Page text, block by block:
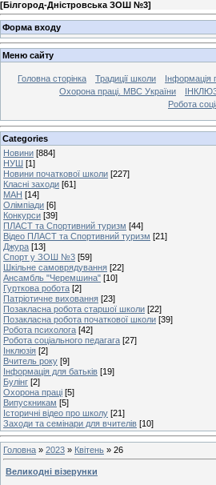
[Білгород-Дністровська ЗОШ №3]
Форма входу
Меню сайту
Головна сторінка Традиції школи
Інформація
Охорона праці. МВС України
Робота
Categories
Новини [884]
НУШ [1]
Новини початкової школи [227]
Класні заходи [61]
МАН [14]
Олімпіади [6]
Конкурси [39]
ПЛАСТ та Спортивний туризм [44]
Відео ПЛАСТ та Спортивний туризм [21]
Джура [13]
Спорт у ЗОШ №3 [59]
Шкільне самоврядування [22]
Ансамбль "Черемшина" [10]
Гурткова робота [2]
Патріотичне виховання [23]
Позакласна робота старшої школи [22]
Позакласна робота початкової школи [39]
Робота психолога [42]
Робота соціального педагага [27]
Інклюзія [2]
Вчитель року [9]
Інформація для батьків [19]
Булінг [2]
Охорона праці [5]
Випускникам [5]
Історичні відео про школу [21]
Заходи та семінари для вчителів [10]
Головна » 2023 » Квітень » 26
Великодні візерунки